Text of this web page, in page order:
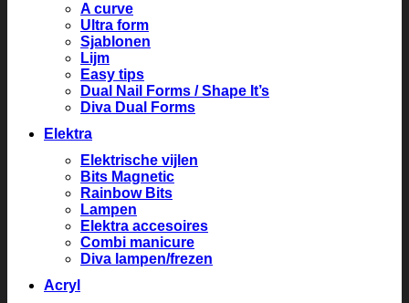
A curve
Ultra form
Sjablonen
Lijm
Easy tips
Dual Nail Forms / Shape It’s
Diva Dual Forms
Elektra
Elektrische vijlen
Bits Magnetic
Rainbow Bits
Lampen
Elektra accesoires
Combi manicure
Diva lampen/frezen
Acryl